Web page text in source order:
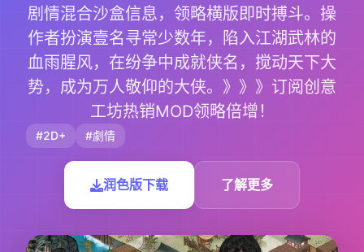
剧情混合沙盒信息，领略横版即时搏斗。操
作者扮演壹名寻常少数年，陷入江湖武林的
血雨腥风，在纷争中成就侠名，搅动天下大
势，成为万人敬仰的大侠。》》》订阅创意
工坊热销MOD领略倍增！
#2D+ #劇情
润色版下载 了解更多